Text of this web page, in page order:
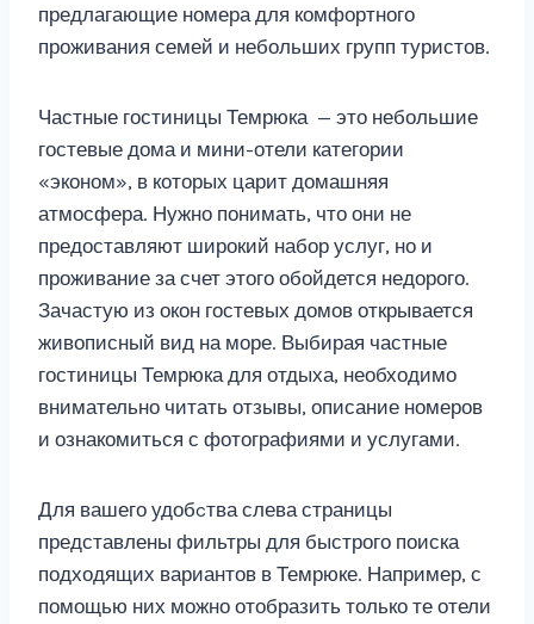
предлагающие номера для комфортного
проживания семей и небольших групп туристов.
Частные гостиницы Темрюка — это небольшие
гостевые дома и мини-отели категории
«эконом», в которых царит домашняя
атмосфера. Нужно понимать, что они не
предоставляют широкий набор услуг, но и
проживание за счет этого обойдется недорого.
Зачастую из окон гостевых домов открывается
живописный вид на море. Выбирая частные
гостиницы Темрюка для отдыха, необходимо
внимательно читать отзывы, описание номеров
и ознакомиться с фотографиями и услугами.
Для вашего удобcтва слева страницы
представлены фильтры для быстрого поиска
подходящих вариантов в Темрюке. Например, с
помощью них можно отобразить только те отели